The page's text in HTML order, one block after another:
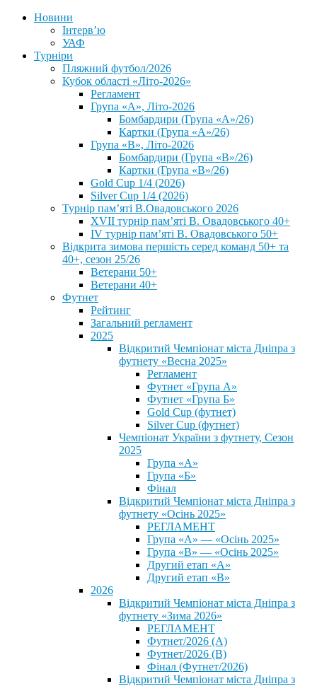
Новини
Інтерв’ю
УАФ
Турніри
Пляжний футбол/2026
Кубок області «Літо-2026»
Регламент
Група «А», Літо-2026
Бомбардири (Група «А»/26)
Картки (Група «А»/26)
Група «В», Літо-2026
Бомбардири (Група «В»/26)
Картки (Група «В»/26)
Gold Cup 1/4 (2026)
Silver Cup 1/4 (2026)
Турнір пам’яті В.Овадовського 2026
XVII турнір пам’яті В. Овадовського 40+
IV турнір пам’яті В. Овадовського 50+
Відкрита зимова першість серед команд 50+ та
40+, сезон 25/26
Ветерани 50+
Ветерани 40+
Футнет
Рейтинг
Загальний регламент
2025
Відкритий Чемпіонат міста Дніпра з
футнету «Весна 2025»
Регламент
Футнет «Група А»
Футнет «Група Б»
Gold Cup (футнет)
Silver Cup (футнет)
Чемпіонат України з футнету, Сезон
2025
Група «А»
Група «Б»
Фінал
Відкритий Чемпіонат міста Дніпра з
футнету «Осінь 2025»
РЕГЛАМЕНТ
Група «А» — «Осінь 2025»
Група «В» — «Осінь 2025»
Другий етап «А»
Другий етап «В»
2026
Відкритий Чемпіонат міста Дніпра з
футнету «Зима 2026»
РЕГЛАМЕНТ
Футнет/2026 (А)
Футнет/2026 (В)
Фінал (Футнет/2026)
Відкритий Чемпіонат міста Дніпра з